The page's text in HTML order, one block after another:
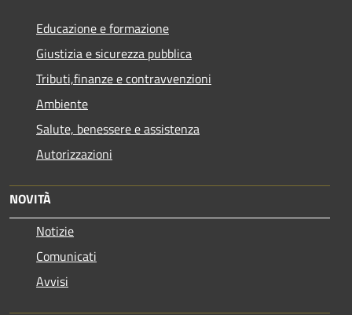
Educazione e formazione
Giustizia e sicurezza pubblica
Tributi,finanze e contravvenzioni
Ambiente
Salute, benessere e assistenza
Autorizzazioni
NOVITÀ
Notizie
Comunicati
Avvisi